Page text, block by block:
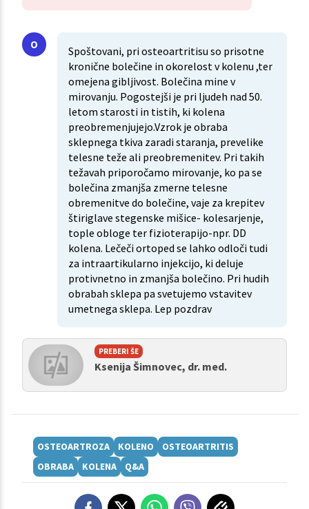
Spoštovani, pri osteoartritisu so prisotne
kronične bolečine in okorelost v kolenu ,ter
omejena gibljivost. Bolečina mine v
mirovanju. Pogostejši je pri ljudeh nad 50.
letom starosti in tistih, ki kolena
preobremenjujejo.Vzrok je obraba
sklepnega tkiva zaradi staranja, prevelike
telesne teže ali preobremenitev. Pri takih
težavah priporočamo mirovanje, ko pa se
bolečina zmanjša zmerne telesne
obremenitve do bolečine, vaje za krepitev
štiriglave stegenske mišice- kolesarjenje,
tople obloge ter fizioterapijo-npr. DD
kolena. Lečeči ortoped se lahko odloči tudi
za intraartikularno injekcijo, ki deluje
protivnetno in zmanjša bolečino. Pri hudih
obrabah sklepa pa svetujemo vstavitev
umetnega sklepa. Lep pozdrav
PREBERI ŠE
Ksenija Šimnovec, dr. med.
OSTEOARTROZA KOLENO
OSTEOARTRITIS
OBRABA
KOLENA Q&A